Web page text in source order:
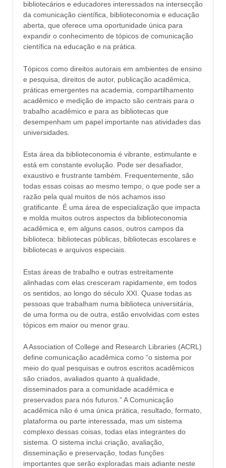
bibliotecários e educadores interessados ​​na intersecção
da comunicação científica, biblioteconomia e educação
aberta, que oferece uma oportunidade única para
expandir o conhecimento de tópicos de comunicação
científica na educação e na prática.
Tópicos como direitos autorais em ambientes de ensino
e pesquisa, direitos de autor, publicação acadêmica,
práticas emergentes na academia, compartilhamento
acadêmico e medição de impacto são centrais para o
trabalho acadêmico e para as bibliotecas que
desempenham um papel importante nas atividades das
universidades.
Esta área da biblioteconomia é vibrante, estimulante e
está em constante evolução. Pode ser desafiador,
exaustivo e frustrante também. Frequentemente, são
todas essas coisas ao mesmo tempo, o que pode ser a
razão pela qual muitos de nós achamos isso
gratificante. É uma área de especialização que impacta
e molda muitos outros aspectos da biblioteconomia
acadêmica e, em alguns casos, outros campos da
biblioteca: bibliotecas públicas, bibliotecas escolares e
bibliotecas e arquivos especiais.
Estas áreas de trabalho e outras estreitamente
alinhadas com elas cresceram rapidamente, em todos
os sentidos, ao longo do século XXI. Quase todas as
pessoas que trabalham numa biblioteca universitária,
de uma forma ou de outra, estão envolvidas com estes
tópicos em maior ou menor grau.
A Association of College and Research Libraries (ACRL)
define comunicação acadêmica como “o sistema por
meio do qual pesquisas e outros escritos acadêmicos
são criados, avaliados quanto à qualidade,
disseminados para a comunidade acadêmica e
preservados para nós futuros.” A Comunicação
acadêmica não é uma única prática, resultado, formato,
plataforma ou parte interessada, mas um sistema
complexo dessas coisas, todas elas integrantes do
sistema. O sistema inclui criação, avaliação,
disseminação e preservação, todas funções
importantes que serão exploradas mais adiante neste